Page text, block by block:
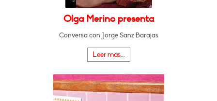
Olga Merino presenta
Conversa con Jorge Sanz Barajas
Leer más...